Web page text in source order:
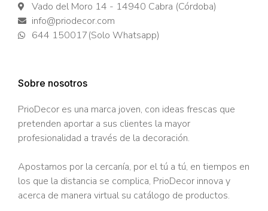
Vado del Moro 14 - 14940 Cabra (Córdoba)
info@priodecor.com
644 150017(Solo Whatsapp)
Sobre nosotros
PrioDecor es una marca joven, con ideas frescas que
pretenden aportar a sus clientes la mayor
profesionalidad a través de la decoración.
Apostamos por la cercanía, por el tú a tú, en tiempos en
los que la distancia se complica, PrioDecor innova y
acerca de manera virtual su catálogo de productos.